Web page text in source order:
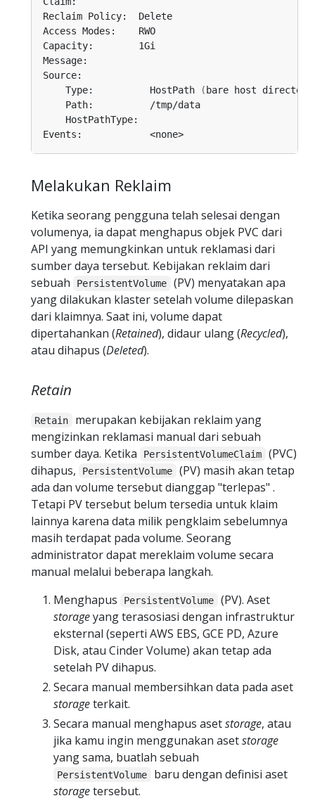
    Type:          HostPath
( bare host directory
Melakukan Reklaim
Ketika seorang pengguna telah selesai dengan
volumenya, ia dapat menghapus objek PVC dari
API yang memungkinkan untuk reklamasi dari
sumber daya tersebut. Kebijakan reklaim dari
sebuah
PersistentVolume
(PV) menyatakan apa
yang dilakukan klaster setelah volume dilepaskan
dari klaimnya. Saat ini, volume dapat
dipertahankan (Retained), didaur ulang (Recycled),
atau dihapus (Deleted).
Retain
Retain
merupakan kebijakan reklaim yang
mengizinkan reklamasi manual dari sebuah
sumber daya. Ketika
PersistentVolumeClaim
(PVC)
dihapus,
PersistentVolume
(PV) masih akan tetap
ada dan volume tersebut dianggap "terlepas" .
Tetapi PV tersebut belum tersedia untuk klaim
lainnya karena data milik pengklaim sebelumnya
masih terdapat pada volume. Seorang
administrator dapat mereklaim volume secara
manual melalui beberapa langkah.
Menghapus
PersistentVolume
(PV). Aset
storageyang terasosiasi dengan infrastruktur
eksternal (seperti AWS EBS, GCE PD, Azure
Disk, atau Cinder Volume) akan tetap ada
setelah PV dihapus.
Secara manual membersihkan data pada aset
storageterkait.
Secara manual menghapus asetstorage, atau
jika kamu ingin menggunakan asetstorage
yang sama, buatlah sebuah
PersistentVolume
baru dengan definisi aset
storagetersebut.